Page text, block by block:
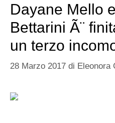
Dayane Mello
Bettarini Ã¨
un terzo
28 Marzo 2017 di Eleonora